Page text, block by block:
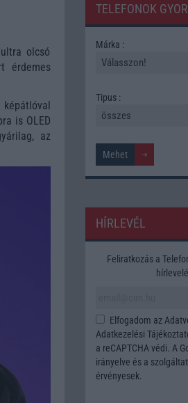
olcsó
érdemes
is OLED
az
TELEFONOK
Márka :
Tipus :
HÍRLEVÉL
Feliratkozás a
Elfogadom az
Adatkezelési
a reCAPTCHA védi. A
irányelve és a
érvényesek.